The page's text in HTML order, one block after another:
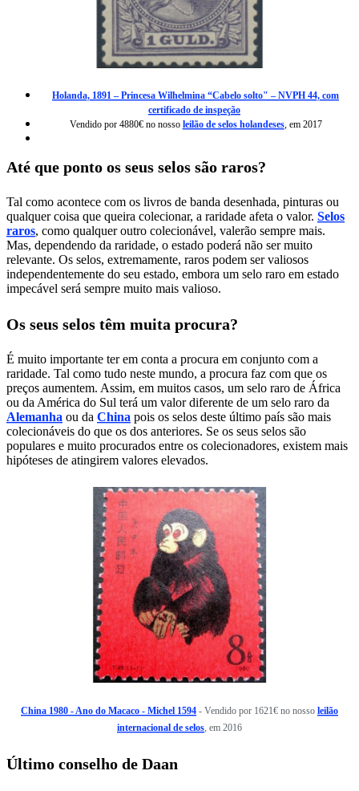
Holanda, 1891 – Princesa Wilhelmina “Cabelo solto" – NVPH 44, com
certificado de inspeção
Vendido por 4880€ no nosso leilão de selos holandeses, em 2017
Até que ponto os seus selos são raros?
Tal como acontece com os livros de banda desenhada, pinturas ou
qualquer coisa que queira colecionar, a raridade afeta o valor. Selos
raros, como qualquer outro colecionável, valerão sempre mais.
Mas, dependendo da raridade, o estado poderá não ser muito
relevante. Os selos, extremamente, raros podem ser valiosos
independentemente do seu estado, embora um selo raro em estado
impecável será sempre muito mais valioso.
Os seus selos têm muita procura?
É muito importante ter em conta a procura em conjunto com a
raridade. Tal como tudo neste mundo, a procura faz com que os
preços aumentem. Assim, em muitos casos, um selo raro de África
ou da América do Sul terá um valor diferente de um selo raro da
Alemanha ou da China pois os selos deste último país são mais
colecionáveis do que os dos anteriores. Se os seus selos são
populares e muito procurados entre os colecionadores, existem mais
hipóteses de atingirem valores elevados.
China 1980 - Ano do Macaco - Michel 1594 - Vendido por 1621€ no nosso leilão
internacional de selos, em 2016
Último conselho de Daan